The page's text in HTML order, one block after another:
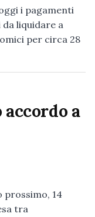
i pagamenti
liquidare a
per circa 28
a
prossimo, 14
tra